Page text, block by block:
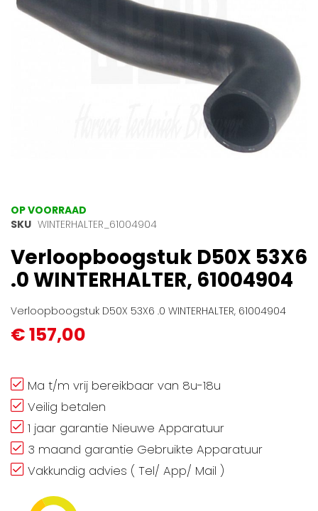
gallerij
Ga
naar
begin
van
de
gallerij
OP VOORRAAD
SKU WINTERHALTER_61004904
Verloopboogstuk D50X 53X6
.0 WINTERHALTER, 61004904
Verloopboogstuk D50X 53X6 .0 WINTERHALTER, 61004904
€ 157,00
Ma t/m vrij bereikbaar van 8u-18u
Veilig betalen
1 jaar garantie Nieuwe Apparatuur
3 maand garantie Gebruikte Apparatuur
Vakkundig advies ( Tel/ App/ Mail )